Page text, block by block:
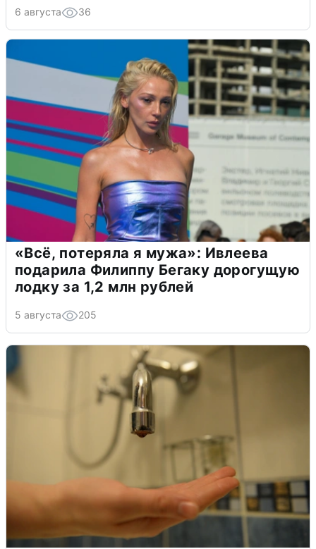
6 августа 36
«Всё, потеряла я мужа»: Ивлеева
подарила Филиппу Бегаку дорогущую
лодку за 1,2 млн рублей
5 августа 205